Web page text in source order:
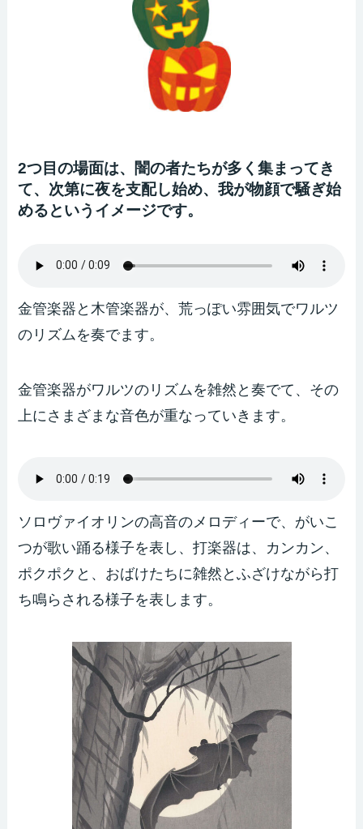
2つ目の場面は、闇の者たちが多く集まってき
て、次第に夜を支配し始め、我が物顔で騒ぎ始
めるというイメージです。
金管楽器と木管楽器が、荒っぽい雰囲気でワルツ
のリズムを奏でます。
金管楽器がワルツのリズムを雑然と奏でて、その
上にさまざまな音色が重なっていきます。
ソロヴァイオリンの高音のメロディーで、がいこ
つが歌い踊る様子を表し、打楽器は、カンカン、
ポクポクと、おばけたちに雑然とふざけながら打
ち鳴らされる様子を表します。